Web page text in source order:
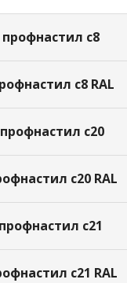
профнастил с8
с8 RAL
профнастил с20
с20 RAL
профнастил с21
с21 RAL